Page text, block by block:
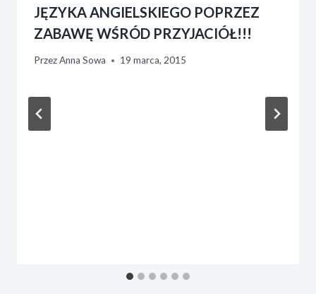
JĘZYKA ANGIELSKIEGO POPRZEZ
ZABAWĘ WŚRÓD PRZYJACIÓŁ!!!
PrzezAnna Sowa 19 marca, 2015